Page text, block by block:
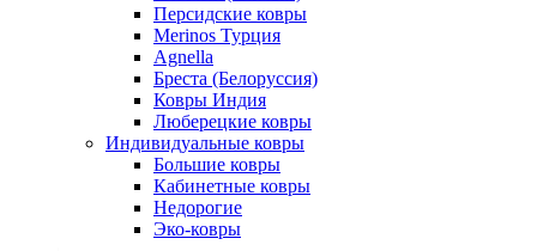
Персидские ковры
Merinos Турция
Agnella
Бреста (Белоруссия)
Ковры Индия
Люберецкие ковры
Индивидуальные ковры
Большие ковры
Кабинетные ковры
Недорогие
Эко-ковры